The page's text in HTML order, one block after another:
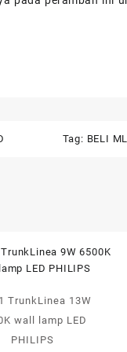
Tag: BELI
TrunkLinea 13W
wall lamp LED
PHILIPS